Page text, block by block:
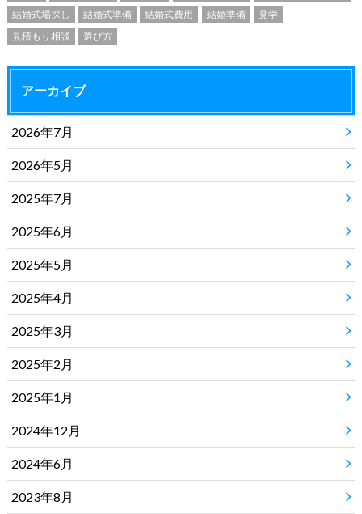
結婚式場探し
結婚式準備 結婚式費用 結婚準備
見学
見積もり相談
選び方
アーカイブ
2026年7月
2026年5月
2025年7月
2025年6月
2025年5月
2025年4月
2025年3月
2025年2月
2025年1月
2024年12月
2024年6月
2023年8月